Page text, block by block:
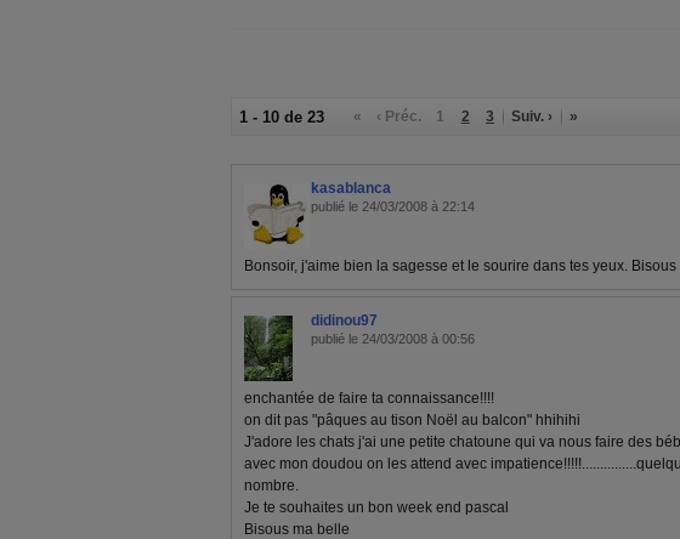
1 - 10 de 23 « ‹ Préc. 1 2 3 Suiv. › »
kasablanca
publié le 24/03/2008 à 22:14
Bonsoir, j'aime bien la sagesse et le sourire dans tes yeux. Bisous
didinou97
publié le 24/03/2008 à 00:56
enchantée de faire ta connaissance!!!!
on dit pas "pâques au tison Noël au balcon" hhihihi
J'adore les chats j'ai une petite chatoune qui va nous faire des
avec mon doudou on les attend avec
nombre.
Je te souhaites un bon week end pascal
Bisous ma belle